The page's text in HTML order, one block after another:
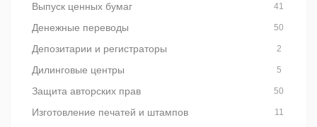
Выпуск ценных бумаг 41
Денежные переводы 50
Депозитарии и регистраторы 2
Дилинговые центры 5
Защита авторских прав 50
Изготовление печатей и штампов 11